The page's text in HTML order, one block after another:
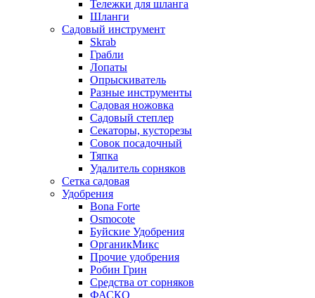
Тележки для шланга
Шланги
Садовый инструмент
Skrab
Грабли
Лопаты
Опрыскиватель
Разные инструменты
Садовая ножовка
Садовый степлер
Секаторы, кусторезы
Совок посадочный
Тяпка
Удалитель сорняков
Сетка садовая
Удобрения
Bona Forte
Osmocote
Буйские Удобрения
ОрганикМикс
Прочие удобрения
Робин Грин
Средства от сорняков
ФАСКО